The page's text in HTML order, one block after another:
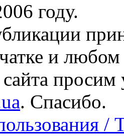
году.
и
просим
. Спасибо.
/